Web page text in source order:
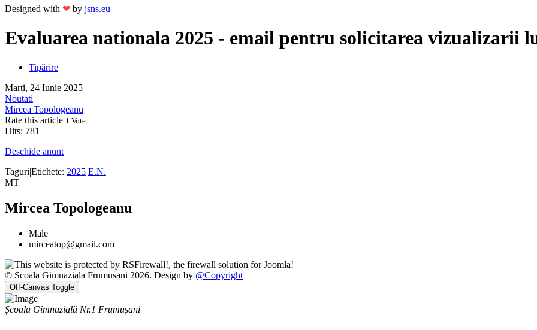
Designed with ❤ by jsns.eu
Evaluarea nationala 2025 - email pentru solicitarea vizualizarii
Tipărire
Marți, 24 Iunie 2025
Noutati
Mircea Topologeanu
Rate this article 1 Vote
Hits: 781
Deschide anunt
Taguri|Etichete: 2025 E.N.
MT
Mircea Topologeanu
Male
mirceatop@gmail.com
© Scoala Gimnaziala Frumusani 2026. Design by @Copyright
Off-Canvas Toggle
Școala Gimnazială Nr.1 Frumușani